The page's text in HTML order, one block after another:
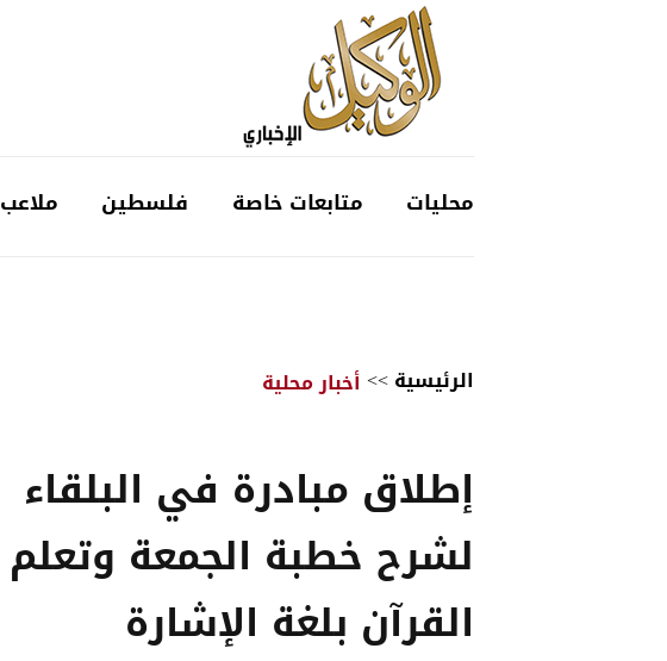
محليات متابعات خاصة فلسطين ملاعب
الرئيسية>>أخبار محلية
إطلاق مبادرة في البلقاء
لشرح خطبة الجمعة وتعلم
القرآن بلغة الإشارة